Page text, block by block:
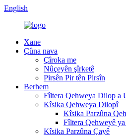
English
Xane
Çûna nava
Çîroka me
Nûçeyên şîrketê
Pirsên Pir tên Pirsîn
Berhem
Fîltera Qehweya Dilop a
Kîsika Qehweya Dilopî
Kîsika Parzûna
Fîltera Qehweyê
Kîsika Parzûna Çayê